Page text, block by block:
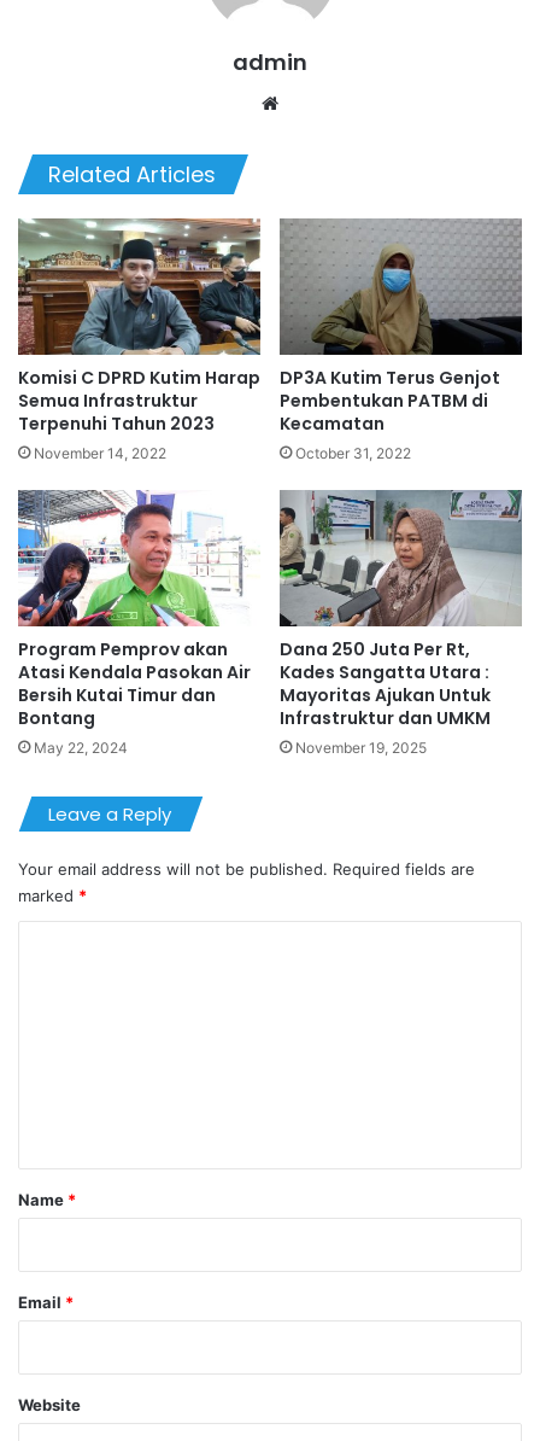
admin
Related Articles
Komisi C DPRD Kutim Harap
Semua Infrastruktur
Terpenuhi Tahun 2023
November 14, 2022
DP3A Kutim Terus Genjot
Pembentukan PATBM di
Kecamatan
October 31, 2022
Program Pemprov akan
Atasi Kendala Pasokan Air
Bersih Kutai Timur dan
Bontang
May 22, 2024
Dana 250 Juta Per Rt,
Kades Sangatta Utara :
Mayoritas Ajukan Untuk
Infrastruktur dan UMKM
November 19, 2025
Leave a Reply
Your email address will not be published. Required fields are
marked *
*
Name *
Email *
Website